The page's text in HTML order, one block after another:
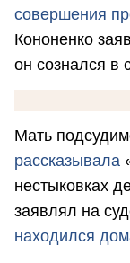
совершения
Кононенко
он сознался в
Мать
рассказывала
нестыковках
заявлял на
находился дом